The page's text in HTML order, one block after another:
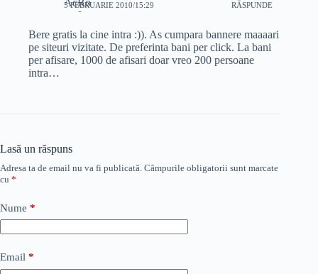
5 FEBRUARIE 2010/15:29 RĂSPUNDE
Bere gratis la cine intra :)). As cumpara bannere maaaari
pe siteuri vizitate. De preferinta bani per click. La bani
per afisare, 1000 de afisari doar vreo 200 persoane
intra…
Lasă un răspuns
Adresa ta de email nu va fi publicată. Câmpurile obligatorii sunt marcate
cu *
Nume *
Email *